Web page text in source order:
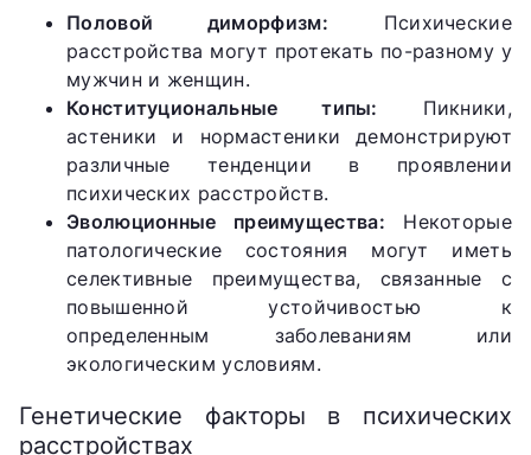
Половой диморфизм: Психические
расстройства могут протекать по-разному у
мужчин и женщин.
Конституциональные типы: Пикники,
астеники и нормастеники демонстрируют
различные тенденции в проявлении
психических расстройств.
Эволюционные преимущества: Некоторые
патологические состояния могут иметь
селективные преимущества, связанные с
повышенной устойчивостью к
определенным заболеваниям или
экологическим условиям.
Генетические факторы в психических
расстройствах